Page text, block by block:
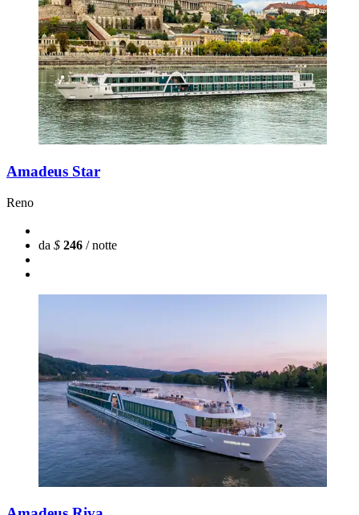
Amadeus Star
Reno
da $ 246 / notte